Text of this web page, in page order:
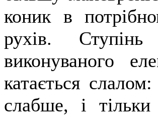
коник в
рухів.
виконуваного
катається
слабше, і